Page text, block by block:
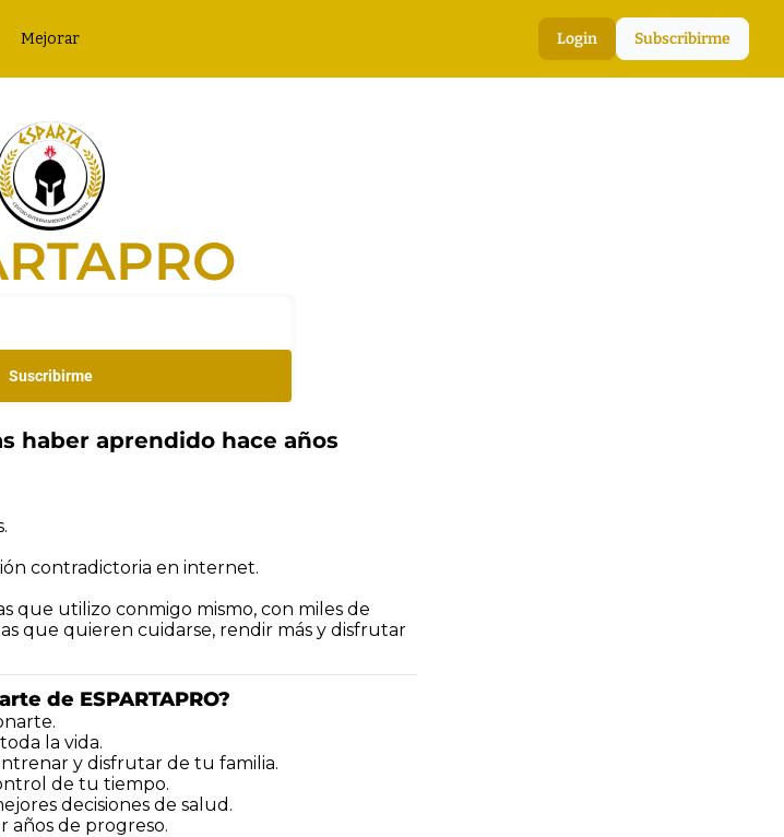
Mejorar Login Subscribirme
Suscribirme
haber aprendido hace años
contradictoria en internet.
que utilizo conmigo mismo, con miles de
que quieren cuidarse, rendir más y disfrutar
de ESPARTAPRO?
la vida.
y disfrutar de tu familia.
de tu tiempo.
decisiones de salud.
años de progreso.